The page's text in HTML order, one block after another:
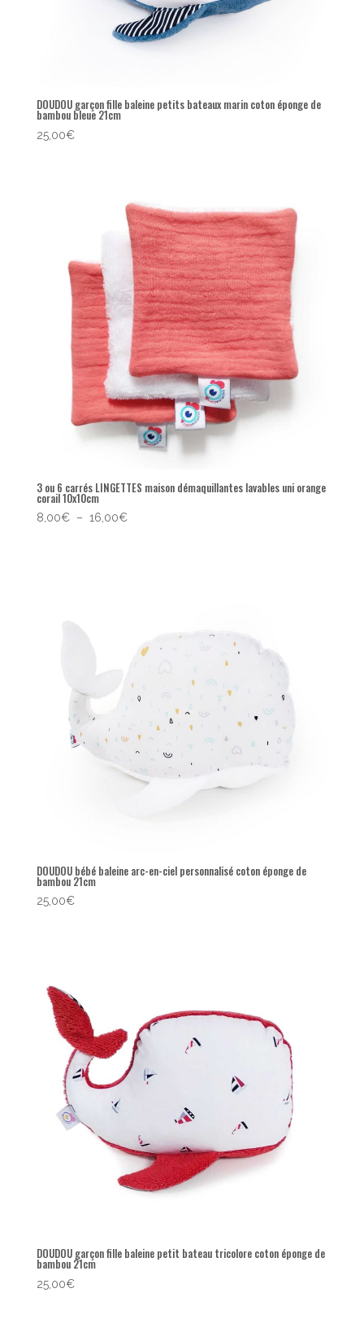
DOUDOU garçon fille baleine petits bateaux marin coton éponge de
bambou bleue 21cm
25,00€
3 ou 6 carrés LINGETTES maison démaquillantes lavables uni orange
corail 10x10cm
8,00€ – 16,00€Plage
DOUDOU bébé baleine arc-en-ciel personnalisé coton éponge de
bambou 21cm
25,00€
DOUDOU garçon fille baleine petit bateau tricolore coton éponge de
bambou 21cm
25,00€